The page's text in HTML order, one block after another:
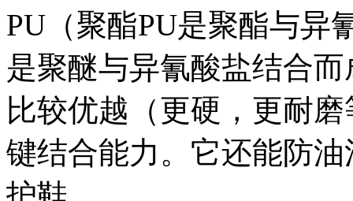
PU（聚酯PU是聚酯与异
是聚醚与异氰酸盐结合
比较优越（更硬，更耐
键结合能力。它还能防